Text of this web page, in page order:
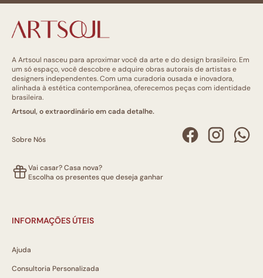
A Artsoul nasceu para aproximar você da arte e do design brasileiro. Em
um só espaço, você descobre e adquire obras autorais de artistas e
designers independentes. Com uma curadoria ousada e inovadora,
alinhada à estética contemporânea, oferecemos peças com identidade
brasileira.
Artsoul, o extraordinário em cada detalhe.
Sobre Nós
Vai casar? Casa nova?
Escolha os presentes que deseja ganhar
INFORMAÇÕES ÚTEIS
Ajuda
Consultoria Personalizada